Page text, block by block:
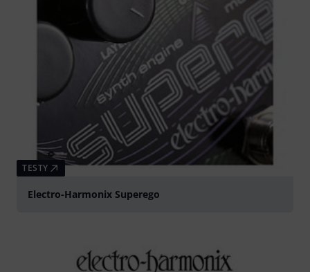
TESTY
Electro-Harmonix Superego